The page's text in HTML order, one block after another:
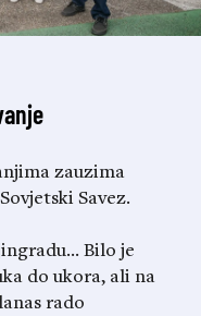
zauzima
Savez.
Bilo je
do ukora, ali na
rado